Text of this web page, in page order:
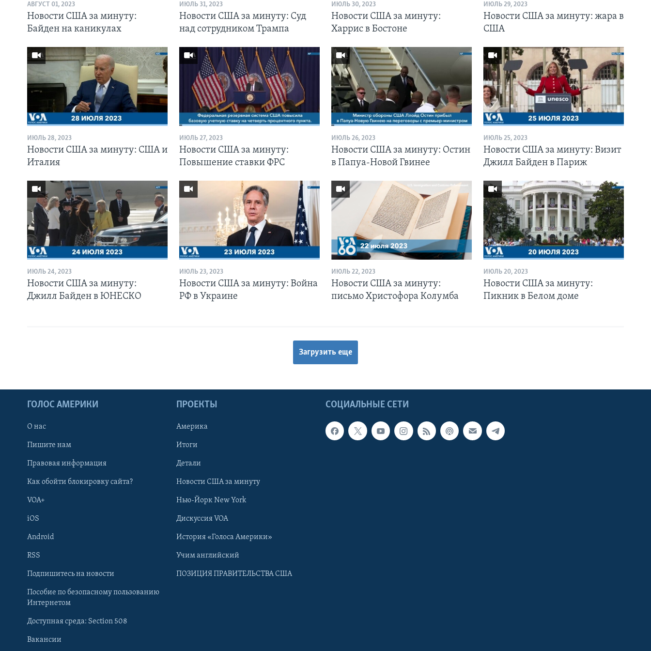
Learning English
АВГУСТ 01, 2023
Новости США за минуту:
Байден на каникулах
ИЮЛЬ 31, 2023
Новости США за минуту: Суд
над сотрудником Трампа
ИЮЛЬ 30, 2023
Новости США за минуту:
Харрис в Бостоне
ИЮЛЬ 29, 2023
Новости США за минуту: жара в
США
ИЮЛЬ 28, 2023
Новости США за минуту: США и
Италия
ИЮЛЬ 27, 2023
Новости США за минуту:
Повышение ставки ФРС
ИЮЛЬ 26, 2023
Новости США за минуту: Остин
в Папуа-Новой Гвинее
ИЮЛЬ 25, 2023
Новости США за минуту: Визит
Джилл Байден в Париж
ИЮЛЬ 24, 2023
Новости США за минуту:
Джилл Байден в ЮНЕСКО
ИЮЛЬ 23, 2023
Новости США за минуту: Война
РФ в Украине
ИЮЛЬ 22, 2023
Новости США за минуту:
письмо Христофора Колумба
ИЮЛЬ 20, 2023
Новости США за минуту:
Пикник в Белом доме
Загрузить еще
СОЦИАЛЬНЫЕ СЕТИ
ГОЛОС АМЕРИКИ
О нас
Пишите нам
Правовая информация
Как обойти блокировку сайта?
VOA+
iOS
Android
RSS
Подпишитесь на новости
Пособие по безопасному пользованию
Интернетом
Доступная среда: Section 508
Вакансии
ПРОЕКТЫ
Америка
Итоги
Детали
Новости США за минуту
Нью-Йорк New York
Дискуссия VOA
История «Голоса Америки»
Учим английский
ПОЗИЦИЯ ПРАВИТЕЛЬСТВА США